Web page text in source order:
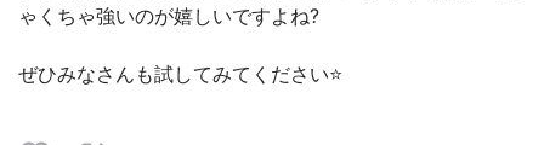
ゃくちゃ強いのが嬉しいですよね?
ぜひみなさんも試してみてください⭐️